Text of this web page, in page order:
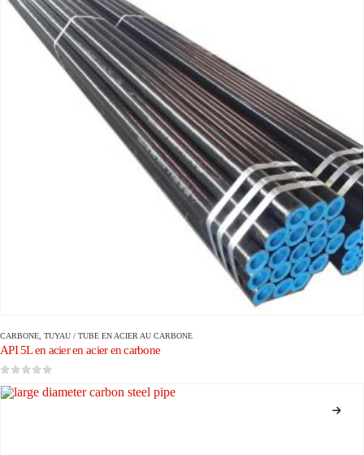
CARBONE TUYAU / TUBE EN ACIER AU CARBONE
API 5L en acier en acier en carbone